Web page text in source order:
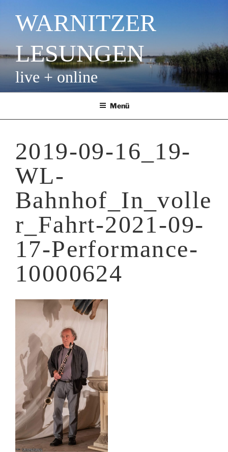
Inhalt
springenWARNITZER
LESUNGEN
live + online
Menü
2019-09-16_19-
WL-
Bahnhof_In_volle
r_Fahrt-2021-09-
17-Performance-
10000624